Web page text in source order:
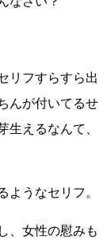
リフすらすら出
んが付いてるせ
生えるなんて、
ようなセリフ。
、女性の慰みも